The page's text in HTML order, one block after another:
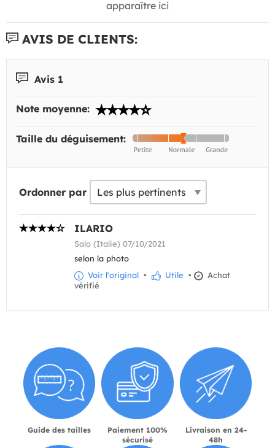
apparaître ici
AVIS DE CLIENTS:
Avis 1
Note moyenne:
Taille du déguisement:
Ordonner par
ILARIO
Salo (Italie) 07/10/2021
selon la photo
Voir l'original • Utile •
Achat
vérifié
Guide des tailles
Paiement 100%
sécurisé
Livraison en 24-
48h